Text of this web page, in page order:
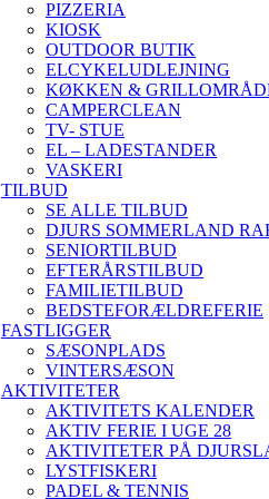
PIZZERIA
KIOSK
OUTDOOR BUTIK
ELCYKELUDLEJNING
KØKKEN &
CAMPERCLEAN
TV- STUE
EL – LADESTANDER
VASKERI
TILBUD
SE ALLE TILBUD
DJURS SOMMERLAND
SENIORTILBUD
EFTERÅRSTILBUD
FAMILIETILBUD
BEDSTEFORÆLDREFERIE
FASTLIGGER
SÆSONPLADS
VINTERSÆSON
AKTIVITETER
AKTIVITETS KALENDER
AKTIV FERIE I UGE 28
AKTIVITETER PÅ
LYSTFISKERI
PADEL & TENNIS